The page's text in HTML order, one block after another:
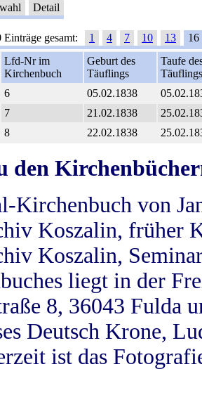
Detail
Einträge gesamt: 1 4 7 10 13
16
Lfd-Nr im
Kirchenbuch
Geburt des
Täuflings
Taufe
Täuflings
6 05.02.1838
7 21.02.1838
8 22.02.1838
den
Kirchenbuch von
Koszalin, früher
Koszalin,
liegt in der
8, 36043 Fulda
Deutsch Krone,
ist das